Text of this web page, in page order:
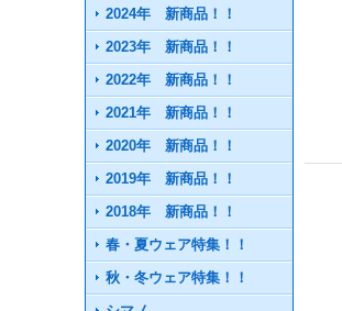
2024年 新商品！！
2023年 新商品！！
2022年 新商品！！
2021年 新商品！！
2020年 新商品！！
2019年 新商品！！
2018年 新商品！！
春・夏ウェア特集！！
秋・冬ウェア特集！！